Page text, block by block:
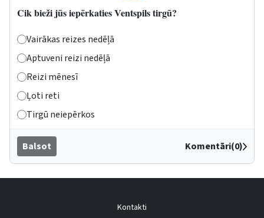
Cik bieži jūs iepērkaties Ventspils tirgū?
Vairākas reizes nedēļā
Aptuveni reizi nedēļā
Reizi mēnesī
Ļoti reti
Tirgū neiepērkos
Balsot Komentāri(0)
Kontakti